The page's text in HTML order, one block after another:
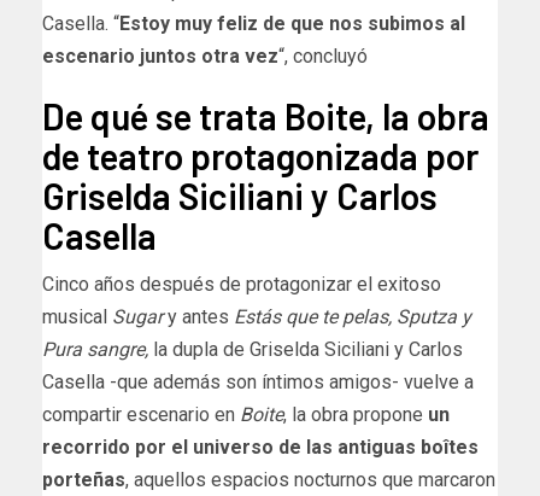
Casella. “Estoy muy feliz de que nos subimos al
escenario juntos otra vez“, concluyó
De qué se trata Boite, la obra
de teatro protagonizada por
Griselda Siciliani y Carlos
Casella
Cinco años después de protagonizar el exitoso
musical Sugary antes Estás que te pelas, Sputza y
Pura sangre, la dupla de Griselda Siciliani y Carlos
Casella -que además son íntimos amigos- vuelve a
compartir escenario en Boite, la obra propone un
recorrido por el universo de las antiguas boîtes
porteñas, aquellos espacios nocturnos que marcaron